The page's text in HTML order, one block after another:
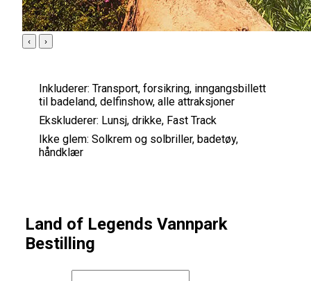
‹ ›
Inkluderer: Transport, forsikring, inngangsbillett
til badeland, delfinshow, alle attraksjoner
Ekskluderer: Lunsj, drikke, Fast Track
Ikke glem: Solkrem og solbriller, badetøy,
håndklær
Land of Legends Vannpark
Bestilling